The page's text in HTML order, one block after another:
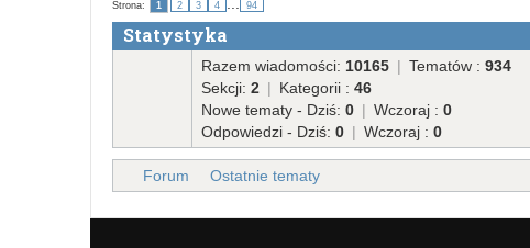
Strona: 1 2 3 4 94
Statystyka
Razem wiadomości: 10165 | Tematów : 934
Sekcji: 2 | Kategorii : 46
Nowe tematy - Dziś: 0 | Wczoraj : 0
Odpowiedzi - Dziś: 0 | Wczoraj : 0
Forum
Ostatnie tematy